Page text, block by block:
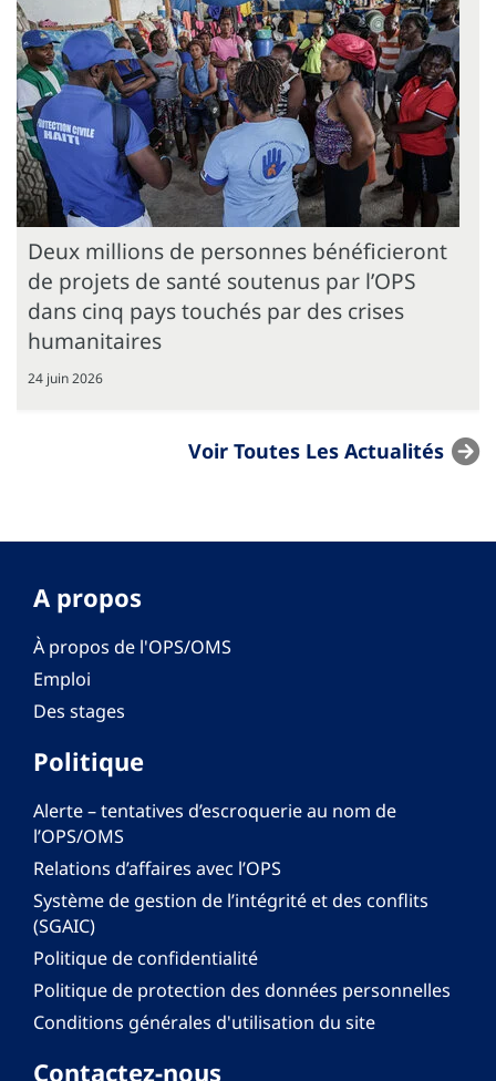
Deux millions de personnes bénéficieront
de projets de santé soutenus par l’OPS
dans cinq pays touchés par des crises
humanitaires
24 juin 2026
Voir Toutes Les Actualités
A propos
À propos de l'OPS/OMS
Emploi
Des stages
Politique
Alerte – tentatives d’escroquerie au nom de
l’OPS/OMS
Relations d’affaires avec l’OPS
Système de gestion de l’intégrité et des conflits
(SGAIC)
Politique de confidentialité
Politique de protection des données personnelles
Conditions générales d'utilisation du site
Contactez-nous